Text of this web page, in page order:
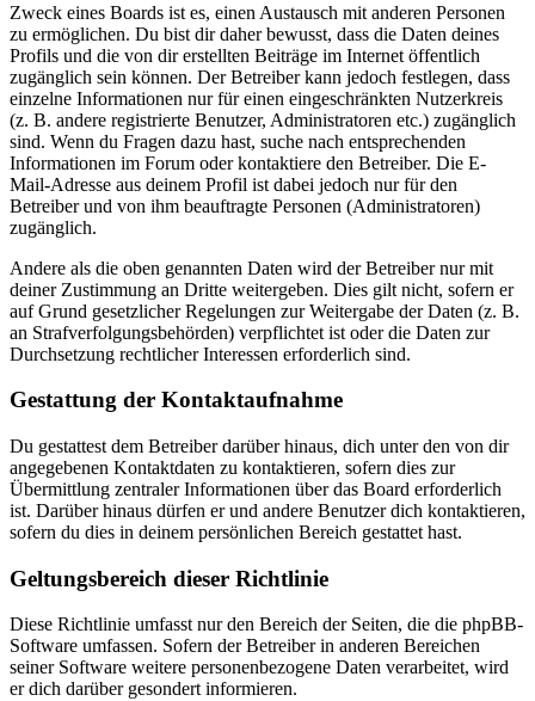
Zweck eines Boards ist es, einen Austausch mit anderen Personen
zu ermöglichen. Du bist dir daher bewusst, dass die Daten deines
Profils und die von dir erstellten Beiträge im Internet öffentlich
zugänglich sein können. Der Betreiber kann jedoch festlegen, dass
einzelne Informationen nur für einen eingeschränkten Nutzerkreis
(z. B. andere registrierte Benutzer, Administratoren etc.) zugänglich
sind. Wenn du Fragen dazu hast, suche nach entsprechenden
Informationen im Forum oder kontaktiere den Betreiber. Die E-
Mail-Adresse aus deinem Profil ist dabei jedoch nur für den
Betreiber und von ihm beauftragte Personen (Administratoren)
zugänglich.
Andere als die oben genannten Daten wird der Betreiber nur mit
deiner Zustimmung an Dritte weitergeben. Dies gilt nicht, sofern er
auf Grund gesetzlicher Regelungen zur Weitergabe der Daten (z. B.
an Strafverfolgungsbehörden) verpflichtet ist oder die Daten zur
Durchsetzung rechtlicher Interessen erforderlich sind.
Gestattung der Kontaktaufnahme
Du gestattest dem Betreiber darüber hinaus, dich unter den von dir
angegebenen Kontaktdaten zu kontaktieren, sofern dies zur
Übermittlung zentraler Informationen über das Board erforderlich
ist. Darüber hinaus dürfen er und andere Benutzer dich kontaktieren,
sofern du dies in deinem persönlichen Bereich gestattet hast.
Geltungsbereich dieser Richtlinie
Diese Richtlinie umfasst nur den Bereich der Seiten, die die phpBB-
Software umfassen. Sofern der Betreiber in anderen Bereichen
seiner Software weitere personenbezogene Daten verarbeitet, wird
er dich darüber gesondert informieren.